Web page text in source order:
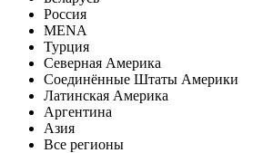
Россия
MENA
Турция
Северная Америка
Соединённые Штаты Америки
Латинская Америка
Аргентина
Азия
Все регионы